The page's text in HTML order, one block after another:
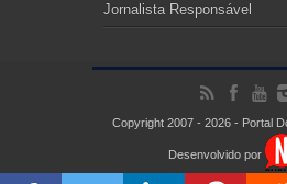
Jornalista Responsável
Copyright 2007 - 2026 - Portal
Desenvolvido por